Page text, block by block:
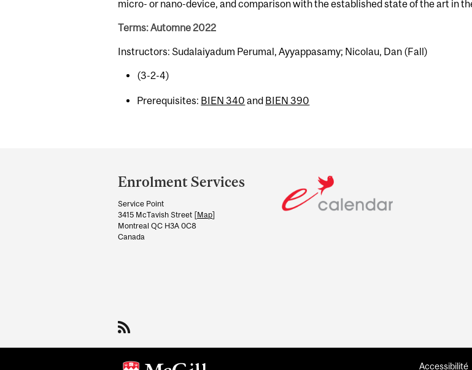
micro- or nano-device, and comparison with the established state of the art in
Terms: Automne 2022
Instructors: Sudalaiyadum Perumal, Ayyappasamy; Nicolau, Dan (Fall)
(3-2-4)
Prerequisites: BIEN 340 and BIEN 390
and
University
Information
Enrolment Services
Service Point
3415 McTavish Street [Map]
Montreal QC H3A 0C8
Canada
Accessibilité